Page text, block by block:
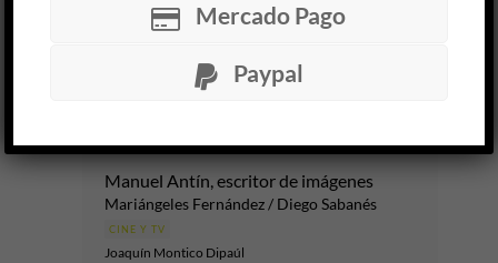
jugarse. El más célebre de todos, el que
Manuel Antín, escritor de imágenes
Mariángeles Fernández / Diego Sabanés
CINE Y TV
Joaquín Montico Dipaúl
Mercado Pago
Paypal